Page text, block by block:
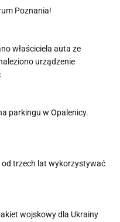
Poznania!
właściciela auta ze
urządzenie
parkingu w Opalenicy.
od trzech lat wykorzystywać
wojskowy dla Ukrainy